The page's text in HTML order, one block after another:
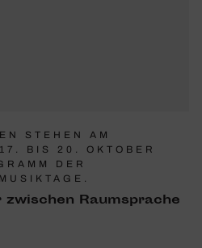
STEHEN AM
BIS 20. OKTOBER
DER
zwischen Raum­sprache